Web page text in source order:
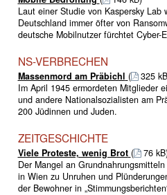
Laut einer Studie von Kaspersky Lab
Deutschland immer öfter von
deutsche Mobilnutzer fürchtet Cyber-
NS-VERBRECHEN
Massenmord am Präbichl (
325
Im April 1945 ermordeten Mitglieder
und andere Nationalsozialisten am
200 Jüdinnen und Juden.
ZEITGESCHICHTE
Viele Proteste, wenig Brot (
76
Der Mangel an
in Wien zu Unruhen und
der Bewohner in